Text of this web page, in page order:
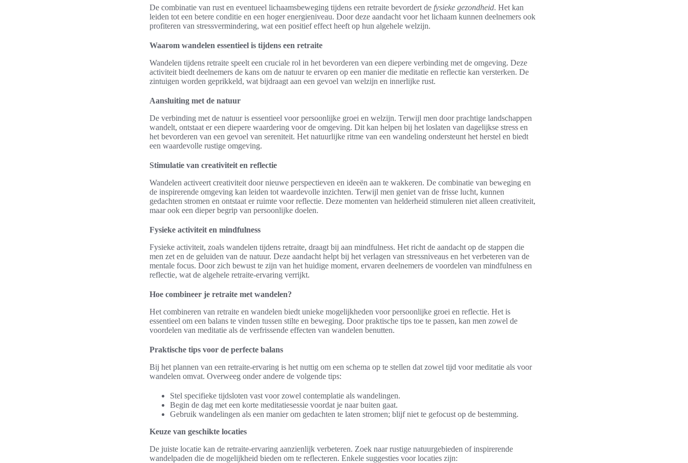
De combinatie van rust en eventueel lichaamsbeweging tijdens een retraite bevordert de fysieke gezondheid. Het kan
leiden tot een betere conditie en een hoger energieniveau. Door deze aandacht voor het lichaam kunnen deelnemers ook
profiteren van stressvermindering, wat een positief effect heeft op hun algehele welzijn.
Waarom wandelen essentieel is tijdens een retraite
Wandelen tijdens retraite speelt een cruciale rol in het bevorderen van een diepere verbinding met de omgeving. Deze
activiteit biedt deelnemers de kans om de natuur te ervaren op een manier die meditatie en reflectie kan versterken. De
zintuigen worden geprikkeld, wat bijdraagt aan een gevoel van welzijn en innerlijke rust.
Aansluiting met de natuur
De verbinding met de natuur is essentieel voor persoonlijke groei en welzijn. Terwijl men door prachtige landschappen
wandelt, ontstaat er een diepere waardering voor de omgeving. Dit kan helpen bij het loslaten van dagelijkse stress en
het bevorderen van een gevoel van sereniteit. Het natuurlijke ritme van een wandeling ondersteunt het herstel en biedt
een waardevolle rustige omgeving.
Stimulatie van creativiteit en reflectie
Wandelen activeert creativiteit door nieuwe perspectieven en ideeën aan te wakkeren. De combinatie van beweging en
de inspirerende omgeving kan leiden tot waardevolle inzichten. Terwijl men geniet van de frisse lucht, kunnen
gedachten stromen en ontstaat er ruimte voor reflectie. Deze momenten van helderheid stimuleren niet alleen creativiteit,
maar ook een dieper begrip van persoonlijke doelen.
Fysieke activiteit en mindfulness
Fysieke activiteit, zoals wandelen tijdens retraite, draagt bij aan mindfulness. Het richt de aandacht op de stappen die
men zet en de geluiden van de natuur. Deze aandacht helpt bij het verlagen van stressniveaus en het verbeteren van de
mentale focus. Door zich bewust te zijn van het huidige moment, ervaren deelnemers de voordelen van mindfulness en
reflectie, wat de algehele retraite-ervaring verrijkt.
Hoe combineer je retraite met wandelen?
Het combineren van retraite en wandelen biedt unieke mogelijkheden voor persoonlijke groei en reflectie. Het is
essentieel om een balans te vinden tussen stilte en beweging. Door praktische tips toe te passen, kan men zowel de
voordelen van meditatie als de verfrissende effecten van wandelen benutten.
Praktische tips voor de perfecte balans
Bij het plannen van een retraite-ervaring is het nuttig om een schema op te stellen dat zowel tijd voor meditatie als voor
wandelen omvat. Overweeg onder andere de volgende tips:
Stel specifieke tijdsloten vast voor zowel contemplatie als wandelingen.
Begin de dag met een korte meditatiesessie voordat je naar buiten gaat.
Gebruik wandelingen als een manier om gedachten te laten stromen; blijf niet te gefocust op de bestemming.
Keuze van geschikte locaties
De juiste locatie kan de retraite-ervaring aanzienlijk verbeteren. Zoek naar rustige natuurgebieden of inspirerende
wandelpaden die de mogelijkheid bieden om te reflecteren. Enkele suggesties voor locaties zijn: